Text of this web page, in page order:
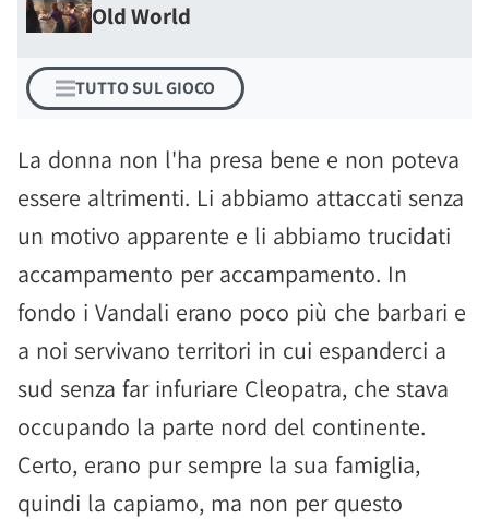
Old World
TUTTO SUL GIOCO
La donna non l'ha presa bene e non poteva
essere altrimenti. Li abbiamo attaccati senza
un motivo apparente e li abbiamo trucidati
accampamento per accampamento. In
fondo i Vandali erano poco più che barbari e
a noi servivano territori in cui espanderci a
sud senza far infuriare Cleopatra, che stava
occupando la parte nord del continente.
Certo, erano pur sempre la sua famiglia,
quindi la capiamo, ma non per questo